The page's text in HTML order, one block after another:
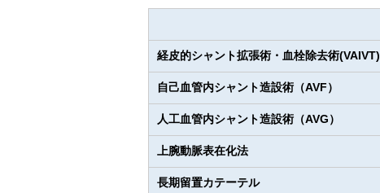
経皮的シャント拡張術・血栓除去術(VAIVT)
自己血管内シャント造設術（AVF）
人工血管内シャント造設術（AVG）
上腕動脈表在化法
長期留置カテーテル